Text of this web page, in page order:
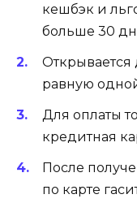
кешбэк и
больше 30
Открывается
равную
Для оплаты
кредитная
После
по карте